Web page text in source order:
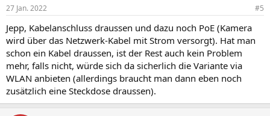
27 Jan. 2022 #5
Jepp, Kabelanschluss draussen und dazu noch PoE (Kamera
wird über das Netzwerk-Kabel mit Strom versorgt). Hat man
schon ein Kabel draussen, ist der Rest auch kein Problem
mehr, falls nicht, würde sich da sicherlich die Variante via
WLAN anbieten (allerdings braucht man dann eben noch
zusätzlich eine Steckdose draussen).